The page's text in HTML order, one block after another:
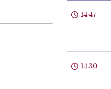
14:47
14:30